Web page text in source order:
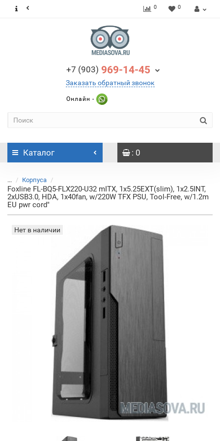
0 0
+7 (903) 969-14-45
Заказать обратный звонок
Онлайн -
Каталог : 0
... Корпуса
Foxline FL-BQ5-FLX220-U32 mITX, 1x5.25EXT(slim), 1x2.5INT,
2xUSB3.0, HDA, 1x40fan, w/220W TFX PSU, Tool-Free, w/1.2m
EU pwr cord"
Нет в наличии